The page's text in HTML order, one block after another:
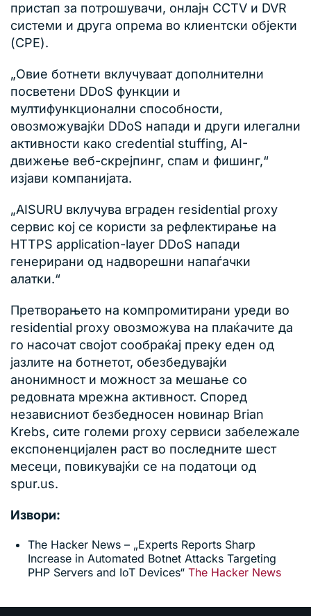
пристап за потрошувачи, онлајн CCTV и DVR
системи и друга опрема во клиентски објекти
(CPE).
„Овие ботнети вклучуваат дополнителни
посветени DDoS функции и
мултифункционални способности,
овозможувајќи DDoS напади и други илегални
активности како credential stuffing, AI-
движење веб-скрејпинг, спам и фишинг,“
изјави компанијата.
„AISURU вклучува вграден residential proxy
сервис кој се користи за рефлектирање на
HTTPS application-layer DDoS напади
генерирани од надворешни напаѓачки
алатки.“
Претворањето на компромитирани уреди во
residential proxy овозможува на плаќачите да
го насочат својот сообраќај преку еден од
јазлите на ботнетот, обезбедувајќи
анонимност и можност за мешање со
редовната мрежна активност. Според
независниот безбедносен новинар Brian
Krebs, сите големи proxy сервиси забележале
експоненцијален раст во последните шест
месеци, повикувајќи се на податоци од
spur.us.
Извори:
The Hacker News – „Experts Reports Sharp
Increase in Automated Botnet Attacks Targeting
PHP Servers and IoT Devices“ The Hacker News